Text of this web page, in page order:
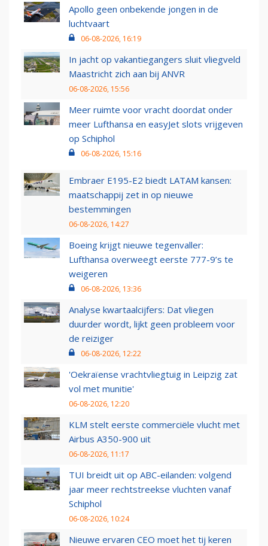
Apollo geen onbekende jongen in de
luchtvaart
06-08-2026, 16:19
In jacht op vakantiegangers sluit vliegveld
Maastricht zich aan bij ANVR
06-08-2026, 15:56
Meer ruimte voor vracht doordat onder
meer Lufthansa en easyJet slots vrijgeven
op Schiphol
06-08-2026, 15:16
Embraer E195-E2 biedt LATAM kansen:
maatschappij zet in op nieuwe
bestemmingen
06-08-2026, 14:27
Boeing krijgt nieuwe tegenvaller:
Lufthansa overweegt eerste 777-9’s te
weigeren
06-08-2026, 13:36
Analyse kwartaalcijfers: Dat vliegen
duurder wordt, lijkt geen probleem voor
de reiziger
06-08-2026, 12:22
'Oekraïense vrachtvliegtuig in Leipzig zat
vol met munitie'
06-08-2026, 12:20
KLM stelt eerste commerciële vlucht met
Airbus A350-900 uit
06-08-2026, 11:17
TUI breidt uit op ABC-eilanden: volgend
jaar meer rechtstreekse vluchten vanaf
Schiphol
06-08-2026, 10:24
Nieuwe ervaren CEO moet het tij keren